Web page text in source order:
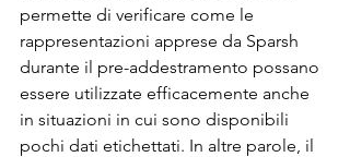
permette di verificare come le
rappresentazioni apprese da Sparsh
durante il pre-addestramento possano
essere utilizzate efficacemente anche
in situazioni in cui sono disponibili
pochi dati etichettati. In altre parole, il